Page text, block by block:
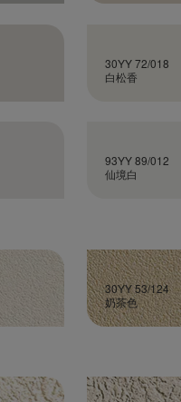
30YY 72/018
白松香
93YY 89/012
仙境白
30YY 53/124
奶茶色